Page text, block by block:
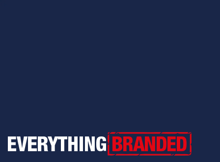
Everything Branded